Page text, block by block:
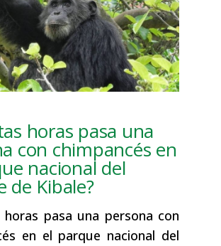
horas pasa una
con chimpancés en
nacional del
de Kibale?
horas pasa una persona con
en el parque nacional del